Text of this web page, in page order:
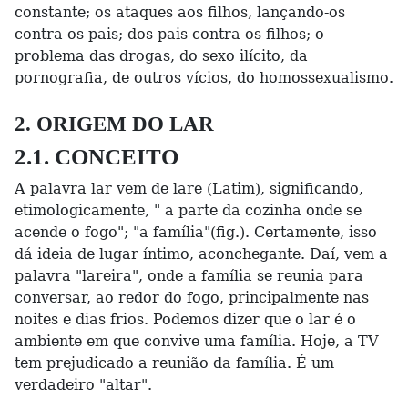
constante; os ataques aos filhos, lançando-os
contra os pais; dos pais contra os filhos; o
problema das drogas, do sexo ilícito, da
pornografia, de outros vícios, do homossexualismo.
2. ORIGEM DO LAR
2.1. CONCEITO
A palavra lar vem de lare (Latim), significando,
etimologicamente, " a parte da cozinha onde se
acende o fogo"; "a família"(fig.). Certamente, isso
dá ideia de lugar íntimo, aconchegante. Daí, vem a
palavra "lareira", onde a família se reunia para
conversar, ao redor do fogo, principalmente nas
noites e dias frios. Podemos dizer que o lar é o
ambiente em que convive uma família. Hoje, a TV
tem prejudicado a reunião da família. É um
verdadeiro "altar".